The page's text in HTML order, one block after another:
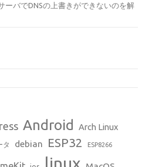
ーバでDNSの上書きができないのを解
Android Arch Linux
タ debian ESP32 ESP8266
linux